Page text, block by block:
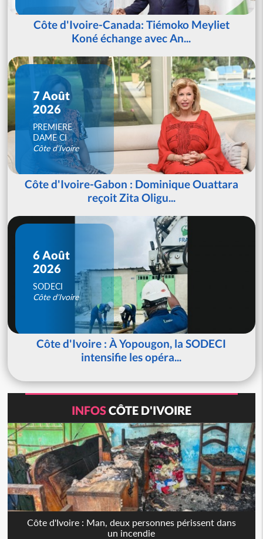
Côte d'Ivoire-Canada: Tiémoko Meyliet
Koné échange avec An...
7 Août
2026
PREMIERE
DAME CI
Côte d'Ivoire
Côte d'Ivoire-Gabon : Dominique Ouattara
reçoit Zita Oligu...
6 Août
2026
SODECI
Côte d'Ivoire
Côte d'Ivoire : À Yopougon, la SODECI
intensifie les opéra...
INFOSCÔTE D'IVOIRE
Côte d'Ivoire : Man, deux personnes périssent dans
un incendie